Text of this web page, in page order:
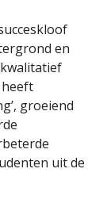
en
groeiend
uit de